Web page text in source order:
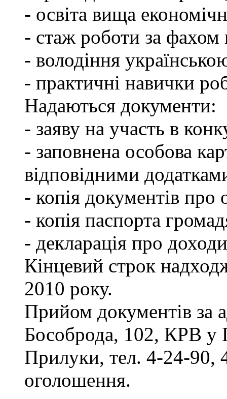
- освіта вища
- стаж роботи за
- володіння
- практичні навички
Надаються документи:
- заяву на участь в
- заповнена особова
відповідними
- копія документів про
- копія паспорта
- декларація про
Кінцевий строк
2010 року.
Прийом документів за
Бособрода, 102, КРВ у
Прилуки, тел. 4-24-90,
оголошення.